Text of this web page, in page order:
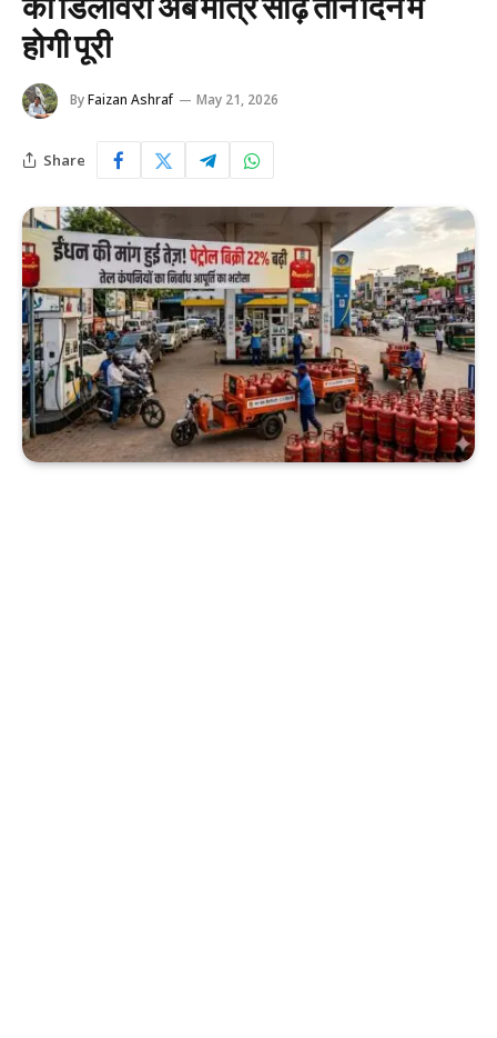
की डिलीवरी अब मात्र साढ़े तीन दिन में
होगी पूरी
ByFaizan Ashraf May 21, 2026
Share